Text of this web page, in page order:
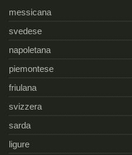
messicana
svedese
napoletana
piemontese
friulana
svizzera
sarda
ligure